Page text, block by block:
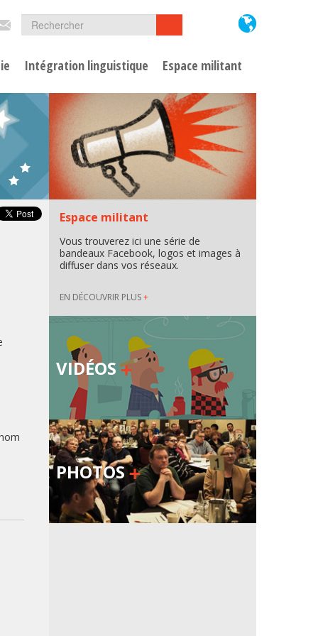
Formulaire
de
recherche
Rechercher
Intégration linguistique Espace militant
Espace militant
Vous trouverez ici une série de
bandeaux Facebook, logos et images à
diffuser dans vos réseaux.
EN DÉCOUVRIR PLUS+
VIDÉOS
PHOTOS